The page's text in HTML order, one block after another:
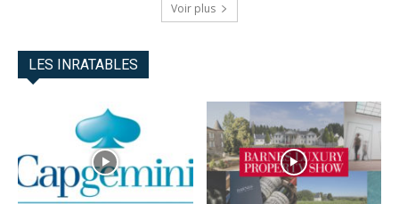
Voir plus
LES INRATABLES